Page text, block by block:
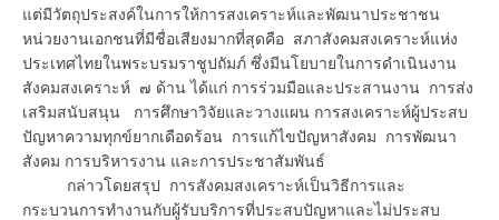
แต่มีวัตถุประสงค์ในการให้การสงเคราะห์และพัฒนาประชาชน
หน่วยงานเอกชนที่มีชื่อเสียงมากที่สุดคือ สภาสังคมสงเคราะห์แห่ง
ประเทศไทยในพระบรมราชูปถัมภ์ ซึ่งมีนโยบายในการดำเนินงาน
สังคมสงเคราะห์ ๗ ด้าน ได้แก่ การร่วมมือและประสานงาน การส่ง
เสริมสนับสนุน การศึกษาวิจัยและวางแผน การสงเคราะห์ผู้ประสบ
ปัญหาความทุกข์ยากเดือดร้อน การแก้ไขปัญหาสังคม การพัฒนา
สังคม การบริหารงาน และการประชาสัมพันธ์
กล่าวโดยสรุป การสังคมสงเคราะห์เป็นวิธีการและ
กระบวนการทำงานกับผู้รับบริการที่ประสบปัญหาและไม่ประสบ